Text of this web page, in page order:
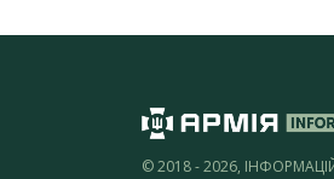
© 2018 - 2026,